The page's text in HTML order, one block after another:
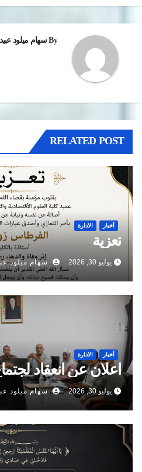
By سهام ميلود عبيد
RELATED POST
أخبار الادارة
تعزية
يوليو 30, 2026 سهام ميلود عبيد
أخبار الادارة
اعلان عن انعقاد لجتماع
يوليو 30, 2026 سهام ميلود عبيد